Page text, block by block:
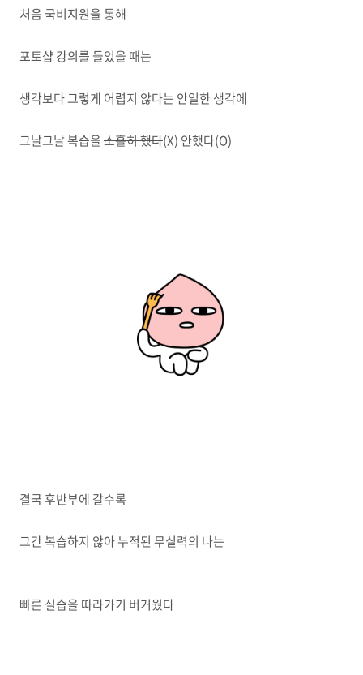
처음 국비지원을 통해
포토샵 강의를 들었을 때는
생각보다 그렇게 어렵지 않다는 안일한 생각에
그날그날 복습을소홀히 했다(X) 안했다(O)
결국 후반부에 갈수록
그간 복습하지 않아 누적된 무실력의 나는
빠른 실습을 따라가기 버거웠다